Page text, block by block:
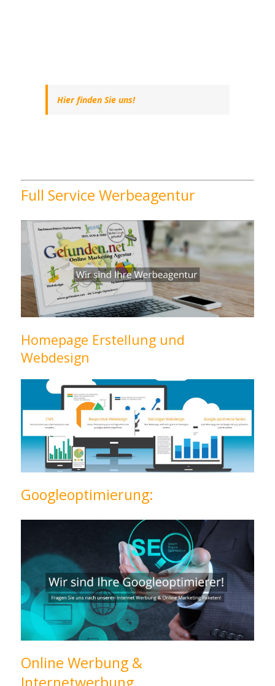
Hier finden Sie uns!
Full Service Werbeagentur
Homepage Erstellung und
Webdesign
Googleoptimierung:
Online Werbung &